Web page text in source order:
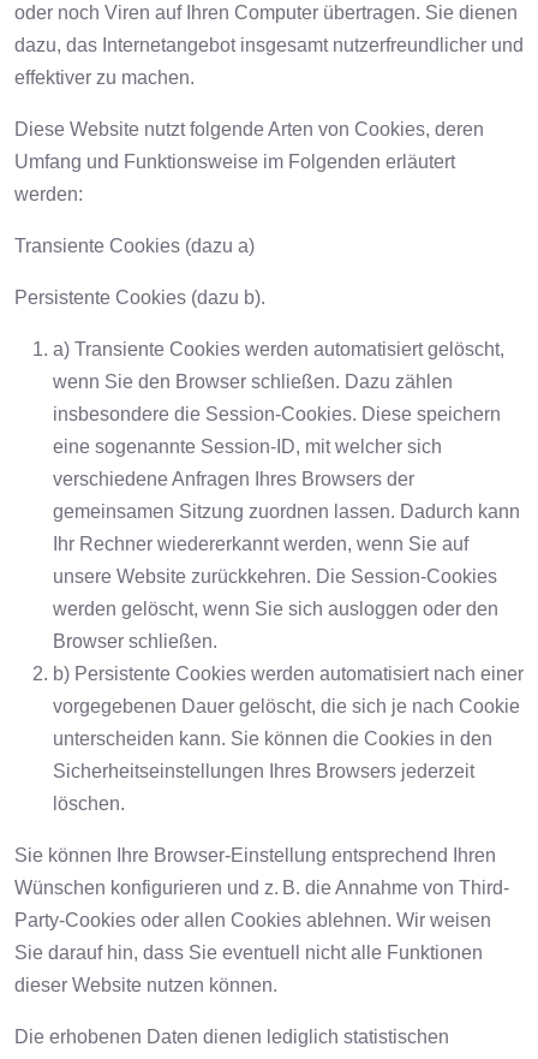
oder noch Viren auf Ihren Computer übertragen. Sie dienen
dazu, das Internetangebot insgesamt nutzerfreundlicher und
effektiver zu machen.
Diese Website nutzt folgende Arten von Cookies, deren
Umfang und Funktionsweise im Folgenden erläutert
werden:
Transiente Cookies (dazu a)
Persistente Cookies (dazu b).
a) Transiente Cookies werden automatisiert gelöscht,
wenn Sie den Browser schließen. Dazu zählen
insbesondere die Session-Cookies. Diese speichern
eine sogenannte Session-ID, mit welcher sich
verschiedene Anfragen Ihres Browsers der
gemeinsamen Sitzung zuordnen lassen. Dadurch kann
Ihr Rechner wiedererkannt werden, wenn Sie auf
unsere Website zurückkehren. Die Session-Cookies
werden gelöscht, wenn Sie sich ausloggen oder den
Browser schließen.
b) Persistente Cookies werden automatisiert nach einer
vorgegebenen Dauer gelöscht, die sich je nach Cookie
unterscheiden kann. Sie können die Cookies in den
Sicherheitseinstellungen Ihres Browsers jederzeit
löschen.
Sie können Ihre Browser-Einstellung entsprechend Ihren
Wünschen konfigurieren und z. B. die Annahme von Third-
Party-Cookies oder allen Cookies ablehnen. Wir weisen
Sie darauf hin, dass Sie eventuell nicht alle Funktionen
dieser Website nutzen können.
Die erhobenen Daten dienen lediglich statistischen